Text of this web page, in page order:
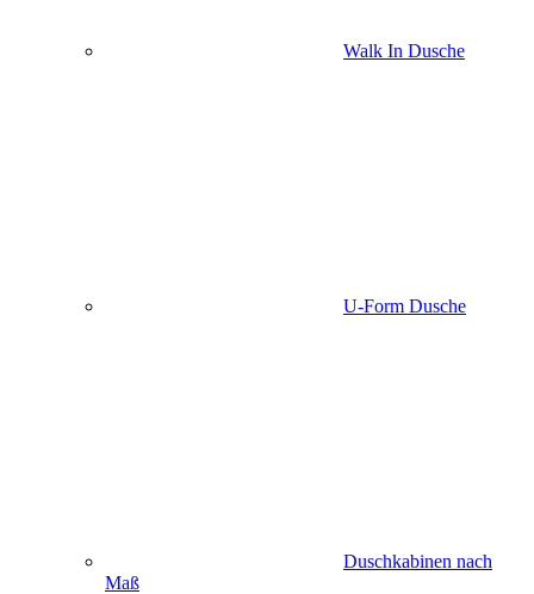
Walk In Dusche
U-Form Dusche
Duschkabinen nach
Maß